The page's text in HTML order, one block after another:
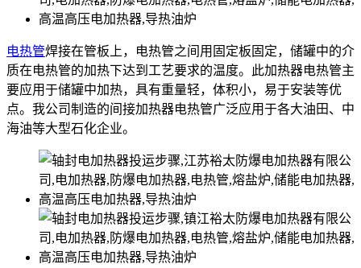
电热管焊接在管板上，电热管之间用固定板固定，储罐中的介
质在电热管的加热下达到工艺要求的温度。此加热器电热管主
要应用于储罐中加热，具有重量轻，体积小，易于安装等优
点。我公司制造的间接加热器电热管广泛应用于各大油田、中
海油等大型石化企业。